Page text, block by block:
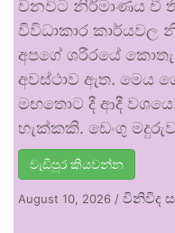
වනවිට නිර්මාණය වී
විවිධාකාර කාර්යවල
අපගේ ශරීරයේ
අවස්ථාව ඇත. මෙය
මඟතොට දී ආදී
හැක්කකි. ඩෙංගු
වැඩිපුර කියවන්න
August 10, 2026 / විනිවිද